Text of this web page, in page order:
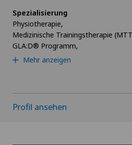
Spezialisierung
Physiotherapie,
Medizinische Trainingstherapie
GLA:D® Programm,
Mehr anzeigen
Profil ansehen